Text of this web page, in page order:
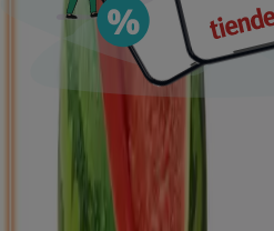
Barcelona Valencia
Málaga
Palma de Mallorca
Las Palmas de Gran Canaria
Vigo
Granada
Ver más ciudades